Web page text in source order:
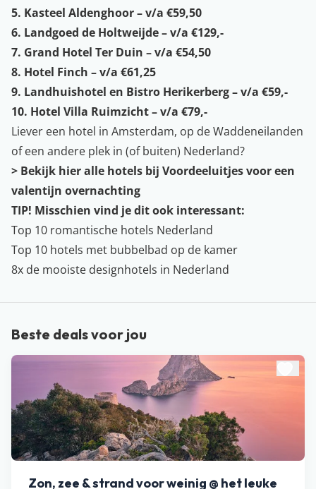
5. Kasteel Aldenghoor – v/a €59,50
6. Landgoed de Holtweijde – v/a €129,-
7. Grand Hotel Ter Duin – v/a €54,50
8. Hotel Finch – v/a €61,25
9. Landhuishotel en Bistro Herikerberg – v/a €59,-
10. Hotel Villa Ruimzicht – v/a €79,-
Liever een hotel in Amsterdam, op de Waddeneilanden
of een andere plek in (of buiten) Nederland?
> Bekijk hier alle hotels bij Voordeeluitjes voor een
valentijn overnachting
TIP! Misschien vind je dit ook interessant:
Top 10 romantische hotels Nederland
Top 10 hotels met bubbelbad op de kamer
8x de mooiste designhotels in Nederland
Beste deals voor jou
Zon, zee & strand voor weinig @ het leuke